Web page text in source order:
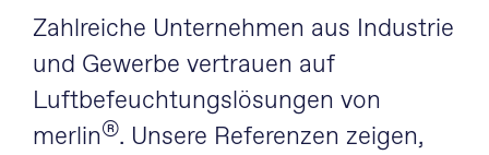
Zahlreiche Unternehmen aus Industrie
und Gewerbe vertrauen auf
Luftbefeuchtungslösungen von
merlin®. Unsere Referenzen zeigen,